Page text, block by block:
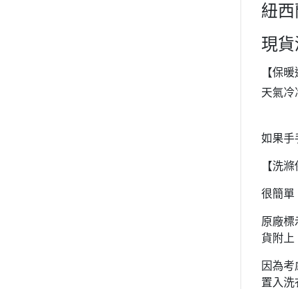
紐
現貨
【保暖
天氣冷
如果手
【洗滌
很簡單
原廠標
貨附上
因為
置入洗